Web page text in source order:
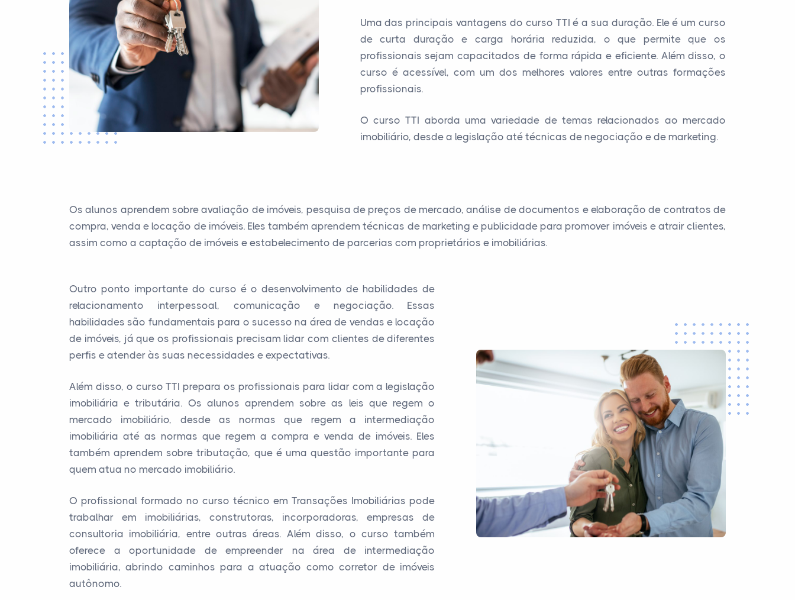
Uma das principais vantagens do curso TTI é a sua duração. Ele é um curso
de curta duração e carga horária reduzida, o que permite que os
profissionais sejam capacitados de forma rápida e eficiente. Além disso, o
curso é acessível, com um dos melhores valores entre outras formações
profissionais.
O curso TTI aborda uma variedade de temas relacionados ao mercado
imobiliário, desde a legislação até técnicas de negociação e de marketing.
Os alunos aprendem sobre avaliação de imóveis, pesquisa de preços de mercado, análise de documentos e elaboração de contratos de
compra, venda e locação de imóveis. Eles também aprendem técnicas de marketing e publicidade para promover imóveis e atrair clientes,
assim como a captação de imóveis e estabelecimento de parcerias com proprietários e imobiliárias.
Outro ponto importante do curso é o desenvolvimento de habilidades de
relacionamento interpessoal, comunicação e negociação. Essas
habilidades são fundamentais para o sucesso na área de vendas e locação
de imóveis, já que os profissionais precisam lidar com clientes de diferentes
perfis e atender às suas necessidades e expectativas.
Além disso, o curso TTI prepara os profissionais para lidar com a legislação
imobiliária e tributária. Os alunos aprendem sobre as leis que regem o
mercado imobiliário, desde as normas que regem a intermediação
imobiliária até as normas que regem a compra e venda de imóveis. Eles
também aprendem sobre tributação, que é uma questão importante para
quem atua no mercado imobiliário.
O profissional formado no curso técnico em Transações Imobiliárias pode
trabalhar em imobiliárias, construtoras, incorporadoras, empresas de
consultoria imobiliária, entre outras áreas. Além disso, o curso também
oferece a oportunidade de empreender na área de intermediação
imobiliária, abrindo caminhos para a atuação como corretor de imóveis
autônomo.